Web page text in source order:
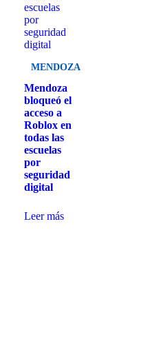
MENDOZA
Mendoza
bloqueó el
acceso a
Roblox en
todas las
escuelas
por
seguridad
digital
Leer más